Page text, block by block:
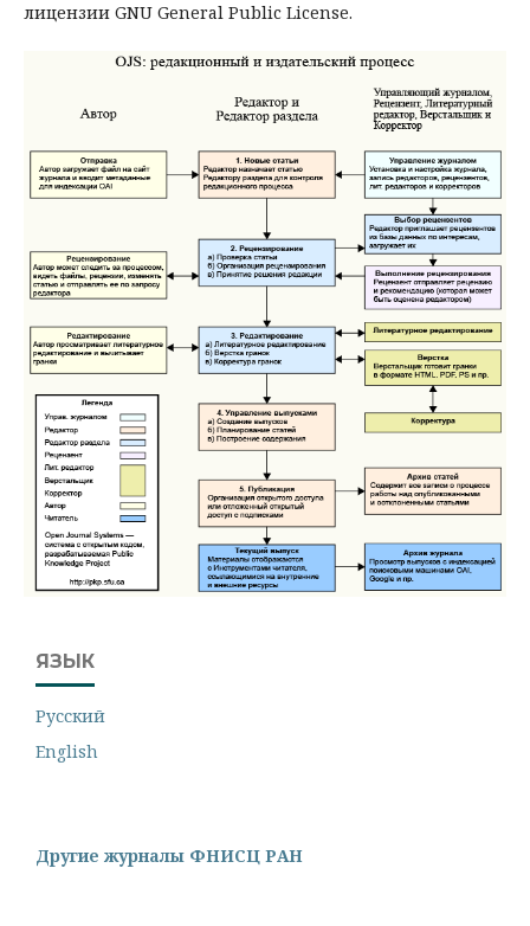
лицензии GNU General Public License.
ЯЗЫК
Русский
English
Другие журналы ФНИСЦ РАН